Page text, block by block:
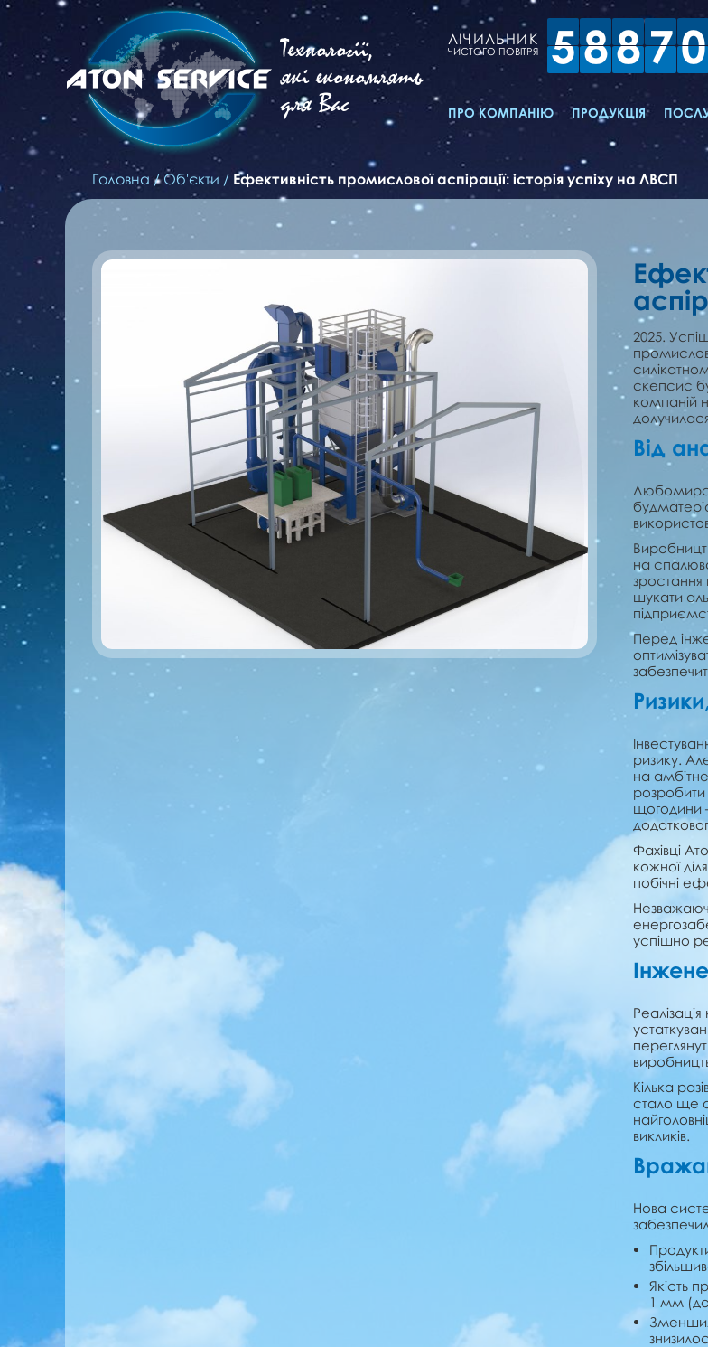
Технології,
які економлять
для Вас
ЛІЧИЛЬНИК
ЧИСТОГО ПОВІТРЯ 58870
ПРО КОМПАНІЮ ПРОДУКЦІЯ
Головна /Об'єкти / Ефективність промислової аспірації: історія успіху на ЛВСП
2025.
скепсис
компаній
Від
на
зростання
шукати
Перед
ризику.
на
щогодини
Фахівці
кожної
побічні
успішно
Кілька
стало ще
викликів.
Нова
Якість
1 мм (до